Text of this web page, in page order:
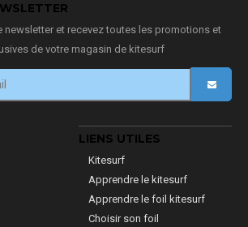
newsletter et recevez toutes les promotions et
de votre magasin de kitesurf
LIENS UTILES
Kitesurf
Apprendre le kitesurf
Apprendre le foil kitesurf
Choisir son foil